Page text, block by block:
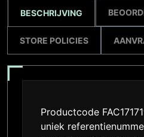
BESCHRIJVING
STORE POLICIES
Productcode
uniek